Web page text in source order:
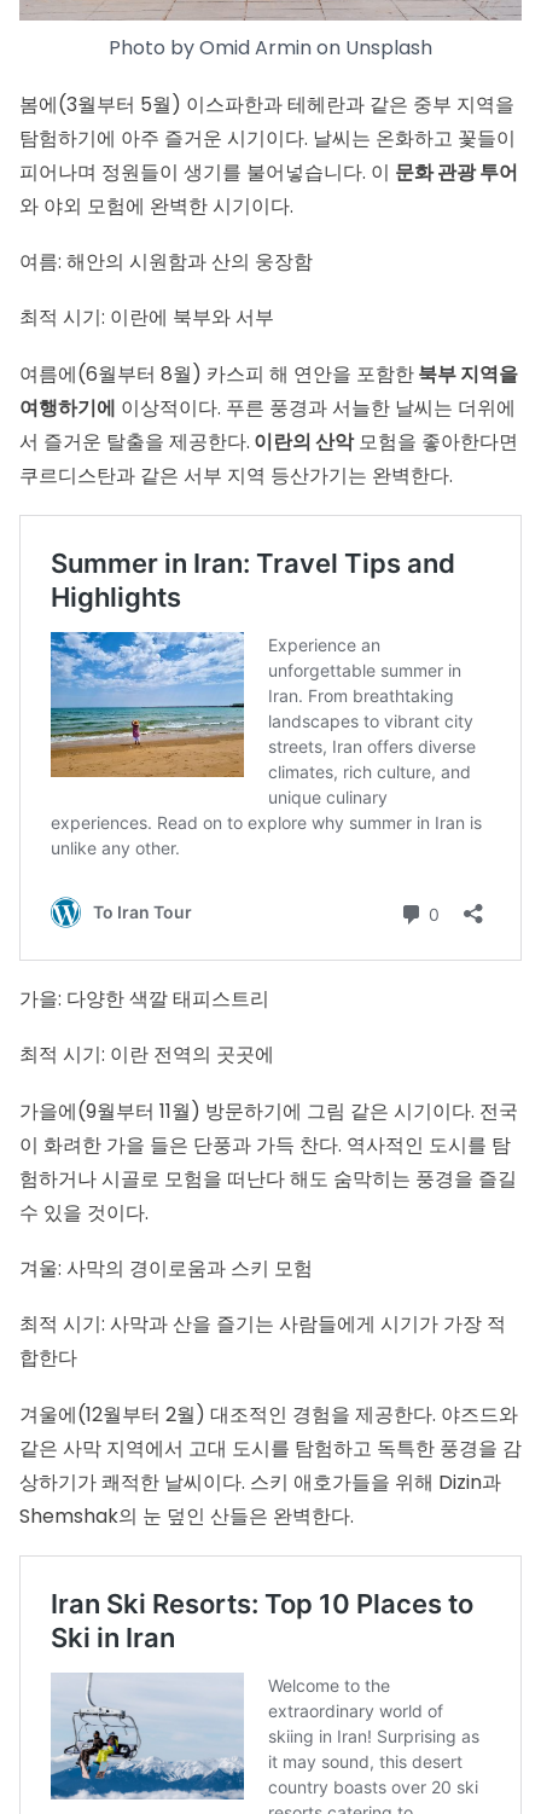
Photo byOmid Arminon Unsplash
봄에(3월부터 5월) 이스파한과 테헤란과 같은 중부 지역을
탐험하기에 아주 즐거운 시기이다. 날씨는 온화하고 꽃들이
피어나며 정원들이 생기를 불어넣습니다. 이 문화 관광 투어
와 야외 모험에 완벽한 시기이다.
여름: 해안의 시원함과 산의 웅장함
최적 시기: 이란에 북부와 서부
여름에(6월부터 8월) 카스피 해 연안을 포함한북부 지역을
여행하기에 이상적이다. 푸른 풍경과 서늘한 날씨는 더위에
서 즐거운 탈출을 제공한다. 이란의 산악모험을 좋아한다면
쿠르디스탄과 같은 서부 지역 등산가기는 완벽한다.
가을: 다양한 색깔 태피스트리
최적 시기: 이란 전역의 곳곳에
가을에(9월부터 11월) 방문하기에 그림 같은 시기이다. 전국
이 화려한 가을 들은 단풍과 가득 찬다. 역사적인 도시를 탐
험하거나 시골로 모험을 떠난다 해도 숨막히는 풍경을 즐길
수 있을 것이다.
겨울: 사막의 경이로움과 스키 모험
최적 시기: 사막과 산을 즐기는 사람들에게 시기가 가장 적
합한다
겨울에(12월부터 2월) 대조적인 경험을 제공한다. 야즈드와
같은 사막 지역에서 고대 도시를 탐험하고 독특한 풍경을 감
상하기가 쾌적한 날씨이다. 스키 애호가들을 위해 Dizin과
Shemshak의 눈 덮인 산들은 완벽한다.